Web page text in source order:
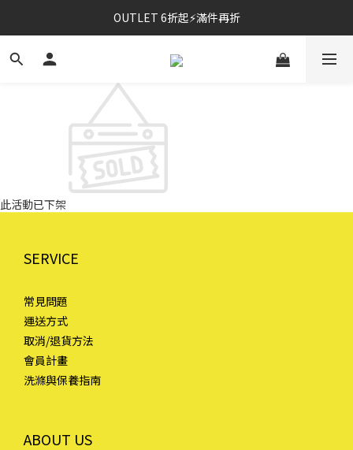
⚡春夏新品｜二件85折
OUTLET 6折起⚡滿件再折
⚡春夏新品｜二件85折
此活動已下架
SERVICE
常見問題
運送方式
取消/退貨方法
會員計畫
洗滌與保養指南
ABOUT US